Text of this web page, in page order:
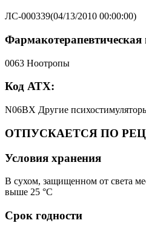
ЛС-000339(04/13/2010 00:00:00)
Фармакотерапевтическая
0063 Ноотропы
Код АТХ:
N06BX Другие
ОТПУСКАЕТСЯ ПО
Условия хранения
В сухом, защищенном от света
выше 25 °C
Срок годности